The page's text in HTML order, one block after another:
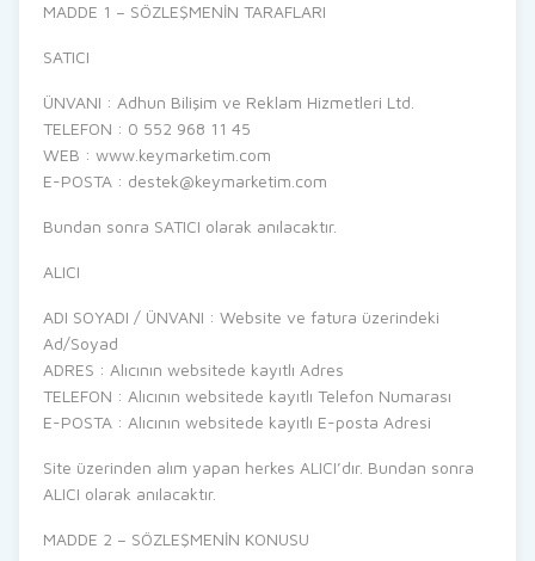
MADDE 1 – SÖZLEŞMENİN TARAFLARI
SATICI
ÜNVANI : Adhun Bilişim ve Reklam Hizmetleri Ltd.
TELEFON : 0 552 968 11 45
WEB : www.keymarketim.com
E-POSTA : destek@keymarketim.com
Bundan sonra SATICI olarak anılacaktır.
ALICI
ADI SOYADI / ÜNVANI : Website ve fatura üzerindeki
Ad/Soyad
ADRES : Alıcının websitede kayıtlı Adres
TELEFON : Alıcının websitede kayıtlı Telefon Numarası
E-POSTA : Alıcının websitede kayıtlı E-posta Adresi
Site üzerinden alım yapan herkes ALICI’dır. Bundan sonra
ALICI olarak anılacaktır.
MADDE 2 – SÖZLEŞMENİN KONUSU